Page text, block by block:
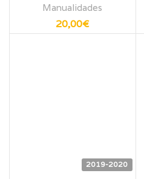
Manualidades
20,00€
2019-2020